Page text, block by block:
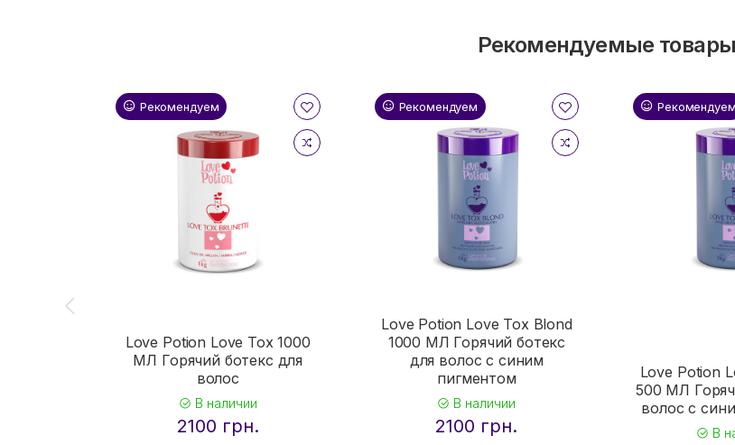
Рекомендуемые товары
Рекомендуем
Love Potion Love Tox 1000
МЛ Горячий ботекс для
волос
В наличии
2100 грн.
Рекомендуем
Love Potion Love Tox Blond
1000 МЛ Горячий ботекс
для волос с синим
пигментом
В наличии
2100 грн.
Рекомендуем
Love Potion
500 МЛ
волос с
В